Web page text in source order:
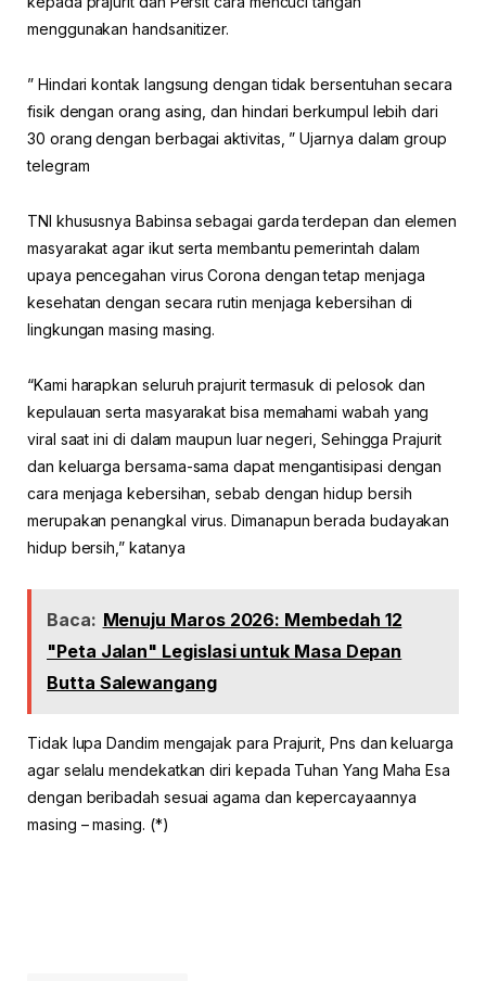
menggunakan handsanitizer.
” Hindari kontak langsung dengan tidak bersentuhan secara
fisik dengan orang asing, dan hindari berkumpul lebih dari
30 orang dengan berbagai aktivitas, ” Ujarnya dalam group
telegram
TNI khususnya Babinsa sebagai garda terdepan dan elemen
masyarakat agar ikut serta membantu pemerintah dalam
upaya pencegahan virus Corona dengan tetap menjaga
kesehatan dengan secara rutin menjaga kebersihan di
lingkungan masing masing.
“Kami harapkan seluruh prajurit termasuk di pelosok dan
kepulauan serta masyarakat bisa memahami wabah yang
viral saat ini di dalam maupun luar negeri, Sehingga Prajurit
dan keluarga bersama-sama dapat mengantisipasi dengan
cara menjaga kebersihan, sebab dengan hidup bersih
merupakan penangkal virus. Dimanapun berada budayakan
hidup bersih,” katanya
Baca: Menuju Maros 2026: Membedah 12
"Peta Jalan" Legislasi untuk Masa Depan
Butta Salewangang
Tidak lupa Dandim mengajak para Prajurit, Pns dan keluarga
agar selalu mendekatkan diri kepada Tuhan Yang Maha Esa
dengan beribadah sesuai agama dan kepercayaannya
masing – masing. (*)